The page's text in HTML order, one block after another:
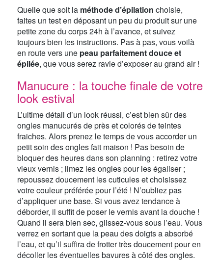
Quelle que soit la méthode d’épilation choisie,
faites un test en déposant un peu du produit sur une
petite zone du corps 24h à l’avance, et suivez
toujours bien les instructions. Pas à pas, vous voilà
en route vers une peau parfaitement douce et
épilée, que vous serez ravie d’exposer au grand air !
Manucure : la touche finale de votre
look estival
L’ultime détail d’un look réussi, c’est bien sûr des
ongles manucurés de près et colorés de teintes
fraiches. Alors prenez le temps de vous accorder un
petit soin des ongles fait maison ! Pas besoin de
bloquer des heures dans son planning : retirez votre
vieux vernis ; limez les ongles pour les égaliser ;
repoussez doucement les cuticules et choisissez
votre couleur préférée pour l’été ! N’oubliez pas
d’appliquer une base. Si vous avez tendance à
déborder, il suffit de poser le vernis avant la douche !
Quand il sera bien sec, glissez-vous sous l’eau. Vous
verrez en sortant que la peau des doigts a absorbé
l’eau, et qu’il suffira de frotter très doucement pour en
décoller les éventuelles bavures à côté des ongles.